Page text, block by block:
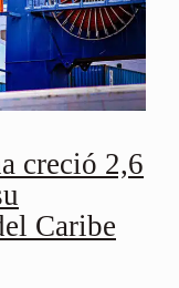
creció 2,6
Caribe